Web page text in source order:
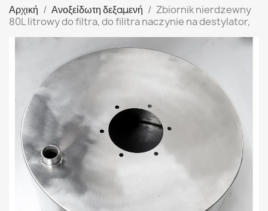
Αρχική Ανοξείδωτη δεξαμενή
Zbiornik nierdzewny
80L litrowy do filtra, do filitra naczynie na destylator,